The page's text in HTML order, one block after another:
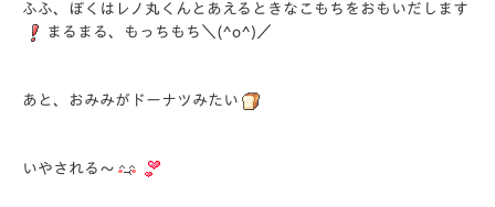
ふふ、ぼくはレノ丸くんとあえるときなこもちをおもいだします
まるまる、もっちもち＼(^o^)／
あと、おみみがドーナツみたい
いやされる～